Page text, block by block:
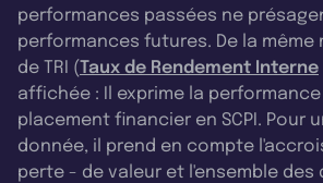
performances passées ne
performances futures. De la même
de TRI (Taux de Rendement Interne
affichée : Il exprime la
placement financier en SCPI. Pour
donnée, il prend en compte
perte - de valeur et l'ensemble des